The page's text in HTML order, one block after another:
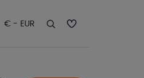
€ - EUR